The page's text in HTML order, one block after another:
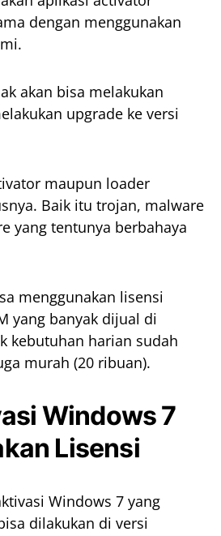
dengan menggunakan
akan bisa melakukan
upgrade ke versi
maupun loader
Baik itu trojan, malware
yang tentunya berbahaya
menggunakan lisensi
yang banyak dijual di
kebutuhan harian sudah
murah (20 ribuan).
Windows 7
Lisensi
Windows 7 yang
dilakukan di versi